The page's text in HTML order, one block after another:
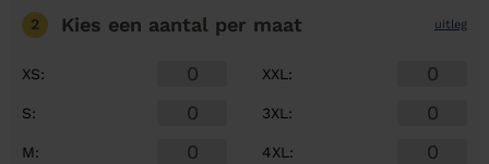
2 Kies een aantal per maat uitleg
XS:
S:
M:
XXL :
3XL :
4XL :